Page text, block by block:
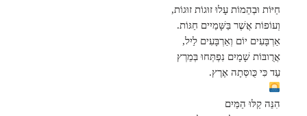
חַיּוֹת וּבְהֵמוֹת עָלוּ זוּגוֹת זוּגוֹת,
וְעוֹפוֹת אֲשֶׁר בַּשָּׁמַיִים חַגּוֹת.
אַרְבָּעִים יוֹם וְאַרְבָּעִים לַיִל,
אֲרֻובּוֹת שָׁמָיִם נִפְתְּחוּ בְּמֵרְץ
עַד כִּי כֻּוסְּתָה אֶרֶץ.
הִנֵּה קַלּוּ הַמַּיִם